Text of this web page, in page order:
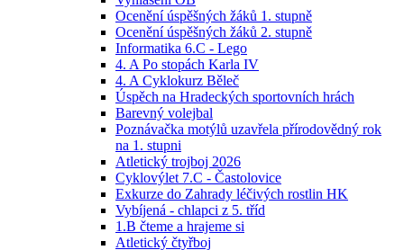
Ocenění úspěšných žáků 1. stupně
Ocenění úspěšných žáků 2. stupně
Informatika 6.C - Lego
4. A Po stopách Karla IV
4. A Cyklokurz Běleč
Úspěch na Hradeckých sportovních hrách
Barevný volejbal
Poznávačka motýlů uzavřela přírodovědný rok
na 1. stupni
Atletický trojboj 2026
Cyklovýlet 7.C - Častolovice
Exkurze do Zahrady léčivých rostlin HK
Vybíjená - chlapci z 5. tříd
1.B čteme a hrajeme si
Atletický čtyřboj